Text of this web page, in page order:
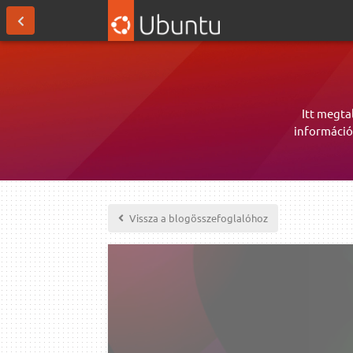
Itt
Vissza a blogösszefoglalóhoz